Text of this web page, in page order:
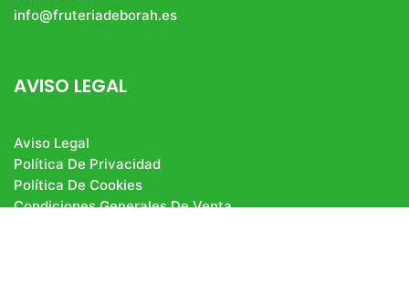
info@fruteriadeborah.es
AVISO LEGAL
Aviso Legal
Política De Privacidad
Política De Cookies
Condiciones Generales De Venta